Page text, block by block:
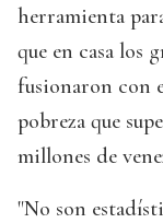
herramienta
que en casa los
fusionaron con
pobreza que
millones de
"No son